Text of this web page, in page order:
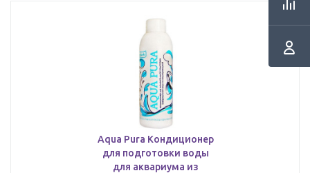
Aqua Pura Кондиционер
для подготовки воды
для аквариума из